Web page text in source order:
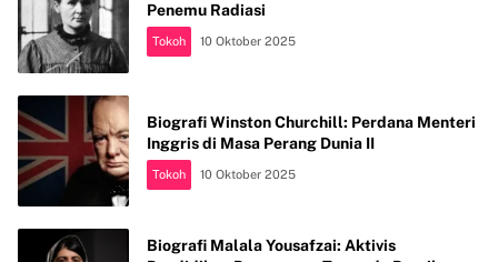
Penemu Radiasi
Tokoh 10 Oktober 2025
Biografi Winston Churchill: Perdana Menteri
Inggris di Masa Perang Dunia II
Tokoh 10 Oktober 2025
Biografi Malala Yousafzai: Aktivis